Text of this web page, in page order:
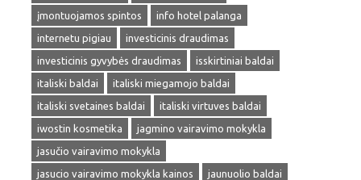
įmontuojamos spintos
info hotel palanga
internetu pigiau
investicinis draudimas
investicinis gyvybės draudimas
isskirtiniai baldai
italiski baldai
italiski miegamojo baldai
italiski svetaines baldai
italiski virtuves baldai
iwostin kosmetika
jagmino vairavimo mokykla
jasučio vairavimo mokykla
jasucio vairavimo mokykla kainos
jaunuolio baldai